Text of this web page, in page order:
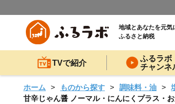
地域とあなたを元気
ふるさと納税
TVで紹介
ふるラボ
チャンネ
ホーム ものから探す 調味料・油
甘辛じゃん醤 ノーマル・にんにくプラス・